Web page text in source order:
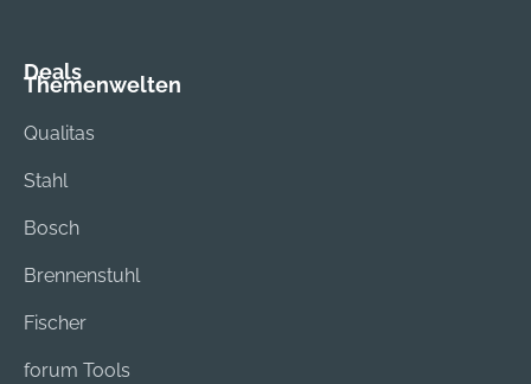
Deals
Themenwelten
Qualitas
Stahl
Bosch
Brennenstuhl
Fischer
forum Tools